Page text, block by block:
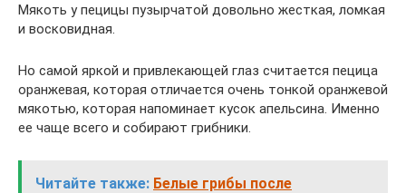
Мякоть у пецицы пузырчатой довольно жесткая, ломкая
и восковидная.
Но самой яркой и привлекающей глаз считается пецица
оранжевая, которая отличается очень тонкой оранжевой
мякотью, которая напоминает кусок апельсина. Именно
ее чаще всего и собирают грибники.
Читайте также: Белые грибы после